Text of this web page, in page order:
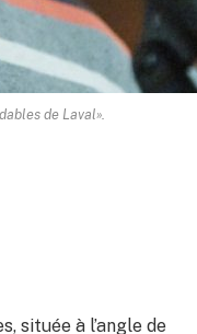
de Laval».
située à l’angle de